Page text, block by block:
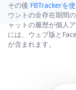
その後 FBTrackerを
ウントの全存在期間
ャットの履歴が個人
には、ウェブ版と
が含まれます。